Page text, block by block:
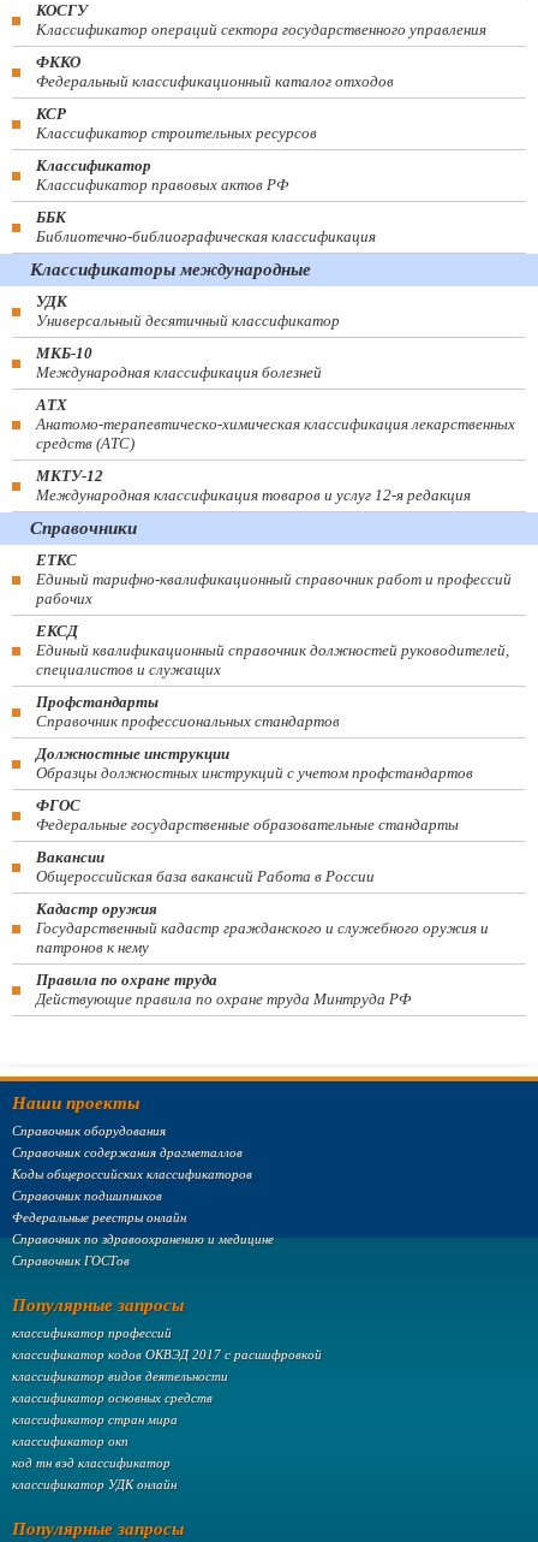
КОСГУ
Классификатор операций сектора государственного управления
ФККО
Федеральный классификационный каталог отходов
КСР
Классификатор строительных ресурсов
Классификатор
Классификатор правовых актов РФ
ББК
Библиотечно-библиографическая классификация
Классификаторы международные
УДК
Универсальный десятичный классификатор
МКБ-10
Международная классификация болезней
АТХ
Анатомо-терапевтическо-химическая классификация лекарственных
средств (ATC)
МКТУ-12
Международная классификация товаров и услуг 12-я редакция
Справочники
ЕТКС
Единый тарифно-квалификационный справочник работ и профессий
рабочих
ЕКСД
Единый квалификационный справочник должностей руководителей,
специалистов и служащих
Профстандарты
Справочник профессиональных стандартов
Должностные инструкции
Образцы должностных инструкций с учетом профстандартов
ФГОС
Федеральные государственные образовательные стандарты
Вакансии
Общероссийская база вакансий Работа в России
Кадастр оружия
Государственный кадастр гражданского и служебного оружия и
патронов к нему
Правила по охране труда
Действующие правила по охране труда Минтруда РФ
Наши проекты
Справочник оборудования
Справочник содержания драгметаллов
Коды общероссийских классификаторов
Справочник подшипников
Федеральные реестры онлайн
Справочник по здравоохранению и медицине
Справочник ГОСТов
Популярные запросы
классификатор профессий
классификатор кодов ОКВЭД 2017 с расшифровкой
классификатор видов деятельности
классификатор основных средств
классификатор стран мира
классификатор окп
код тн вэд классификатор
классификатор УДК онлайн
Популярные запросы